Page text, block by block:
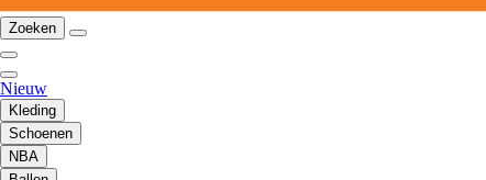
Zoeken
Nieuw
Kleding
Schoenen
NBA